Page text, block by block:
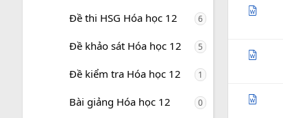
Đề thi HSG Hóa học 12 6
Đề khảo sát Hóa học 12 5
Đề kiểm tra Hóa học 12 1
Bài giảng Hóa học 12 0